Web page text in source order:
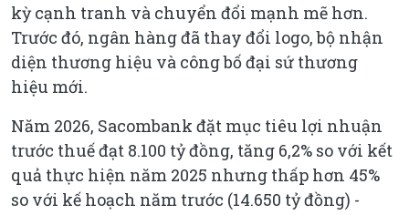
kỳ cạnh tranh và chuyển đổi mạnh mẽ hơn.
Trước đó, ngân hàng đã thay đổi logo, bộ nhận
diện thương hiệu và công bố đại sứ thương
hiệu mới.
Năm 2026, Sacombank đặt mục tiêu lợi nhuận
trước thuế đạt 8.100 tỷ đồng, tăng 6,2% so với kết
quả thực hiện năm 2025 nhưng thấp hơn 45%
so với kế hoạch năm trước (14.650 tỷ đồng) -